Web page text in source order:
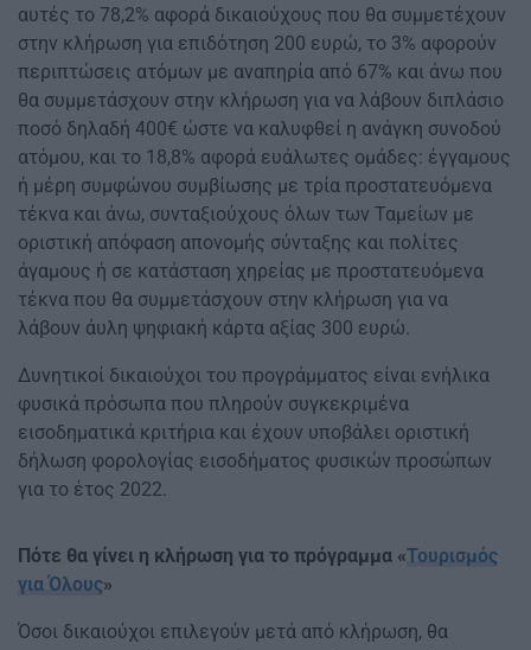
αυτές το 78,2% αφορά δικαιούχους που θα συμμετέχουν
στην κλήρωση για επιδότηση 200 ευρώ, το 3% αφορούν
περιπτώσεις ατόμων με αναπηρία από 67% και άνω που
θα συμμετάσχουν στην κλήρωση για να λάβουν διπλάσιο
ποσό δηλαδή 400€ ώστε να καλυφθεί η ανάγκη συνοδού
ατόμου, και το 18,8% αφορά ευάλωτες ομάδες: έγγαμους
ή μέρη συμφώνου συμβίωσης με τρία προστατευόμενα
τέκνα και άνω, συνταξιούχους όλων των Ταμείων με
οριστική απόφαση απονομής σύνταξης και πολίτες
άγαμους ή σε κατάσταση χηρείας με προστατευόμενα
τέκνα που θα συμμετάσχουν στην κλήρωση για να
λάβουν άυλη ψηφιακή κάρτα αξίας 300 ευρώ.
Δυνητικοί δικαιούχοι του προγράμματος είναι ενήλικα
φυσικά πρόσωπα που πληρούν συγκεκριμένα
εισοδηματικά κριτήρια και έχουν υποβάλει οριστική
δήλωση φορολογίας εισοδήματος φυσικών προσώπων
για το έτος 2022.
Πότε θα γίνει η κλήρωση για το πρόγραμμα «Τουρισμός
για Όλους»
Όσοι δικαιούχοι επιλεγούν μετά από κλήρωση, θα